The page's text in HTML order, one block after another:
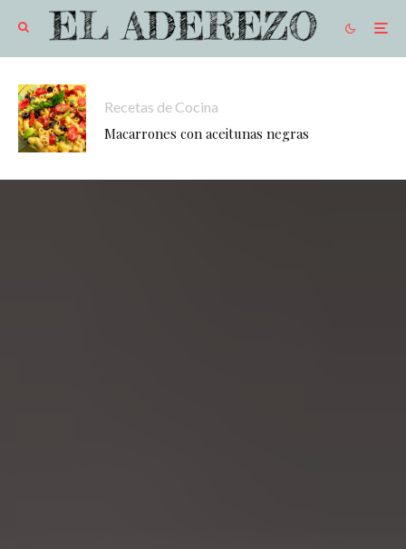
Recetas de Cocina
Macarrones con aceitunas negras